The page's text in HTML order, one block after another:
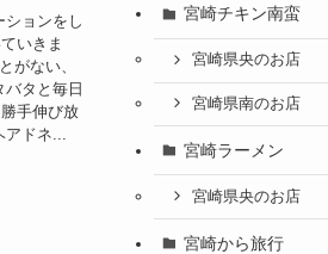
ションをし
いきま
がない、
タと毎日
手伸び放
ドネ...
宮崎チキン南蛮
宮崎県央のお店
宮崎県南のお店
宮崎ラーメン
宮崎県央のお店
宮崎から旅行